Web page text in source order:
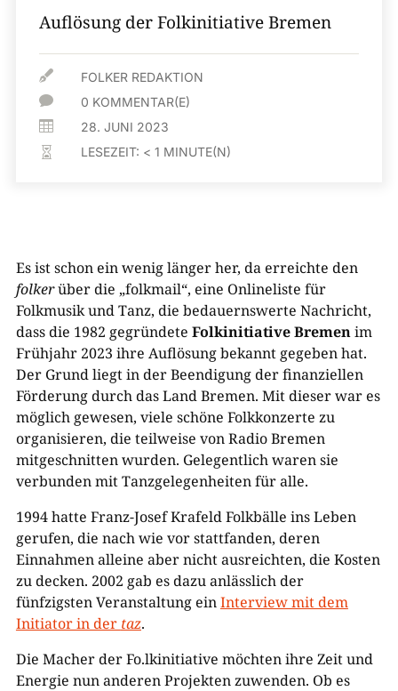
Auflösung der Folkinitiative Bremen
 FOLKER REDAKTION
 0 KOMMENTAR(E)
 28. JUNI 2023
 LESEZEIT: < 1 MINUTE(N)
Es ist schon ein wenig länger her, da erreichte den
folkerüber die „folkmail“, eine Onlineliste für
Folkmusik und Tanz, die bedauernswerte Nachricht,
dass die 1982 gegründete Folkinitiative Bremenim
Frühjahr 2023 ihre Auflösung bekannt gegeben hat.
Der Grund liegt in der Beendigung der finanziellen
Förderung durch das Land Bremen. Mit dieser war es
möglich gewesen, viele schöne Folkkonzerte zu
organisieren, die teilweise von Radio Bremen
mitgeschnitten wurden. Gelegentlich waren sie
verbunden mit Tanzgelegenheiten für alle.
1994 hatte Franz-Josef Krafeld Folkbälle ins Leben
gerufen, die nach wie vor stattfanden, deren
Einnahmen alleine aber nicht ausreichten, die Kosten
zu decken. 2002 gab es dazu anlässlich der
fünfzigsten Veranstaltung einInterview mit dem
Initiator in der taz.
Die Macher der Fo.lkinitiative möchten ihre Zeit und
Energie nun anderen Projekten zuwenden. Ob es